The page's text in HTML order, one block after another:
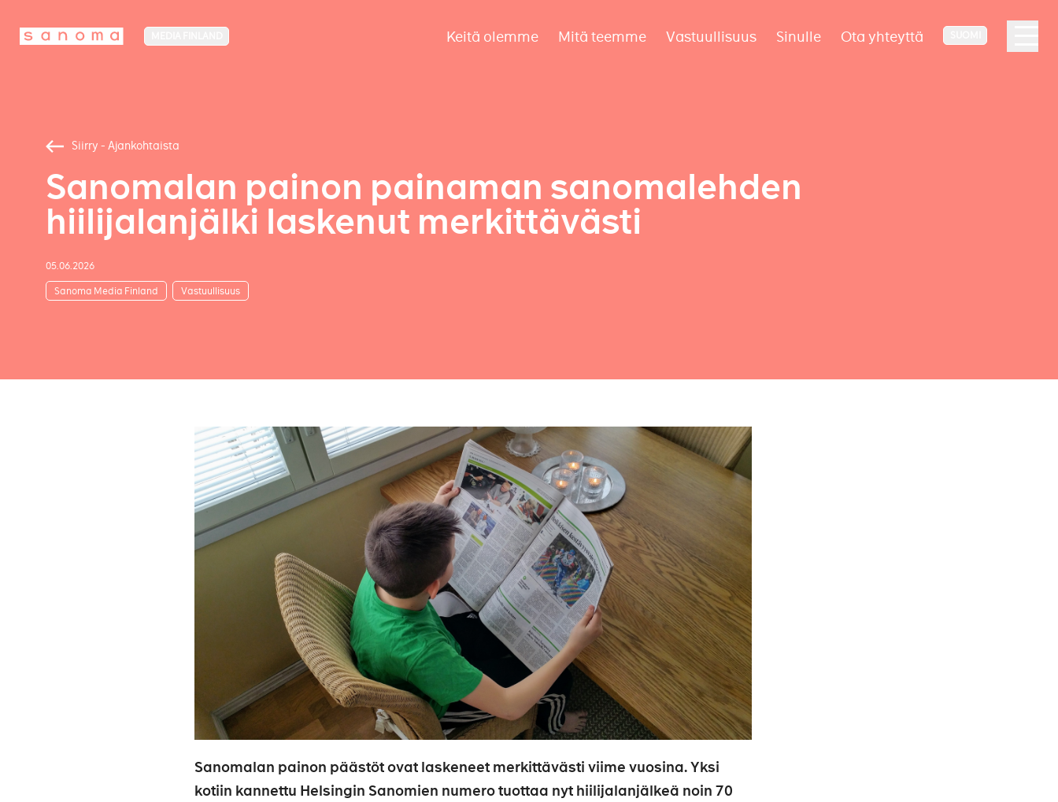
Keitä olemme Mitä teemme Vastuullisuus Sinulle Ota yhteyttä
Siirry - Ajankohtaista
Sanomalan painon painaman sanomalehden
hiilijalanjälki laskenut merkittävästi
05.06.2026
Sanoma Media Finland Vastuullisuus
Sanomalan painon päästöt ovat laskeneet merkittävästi viime vuosina. Yksi
kotiin kannettu Helsingin Sanomien numero tuottaa nyt hiilijalanjälkeä noin 70